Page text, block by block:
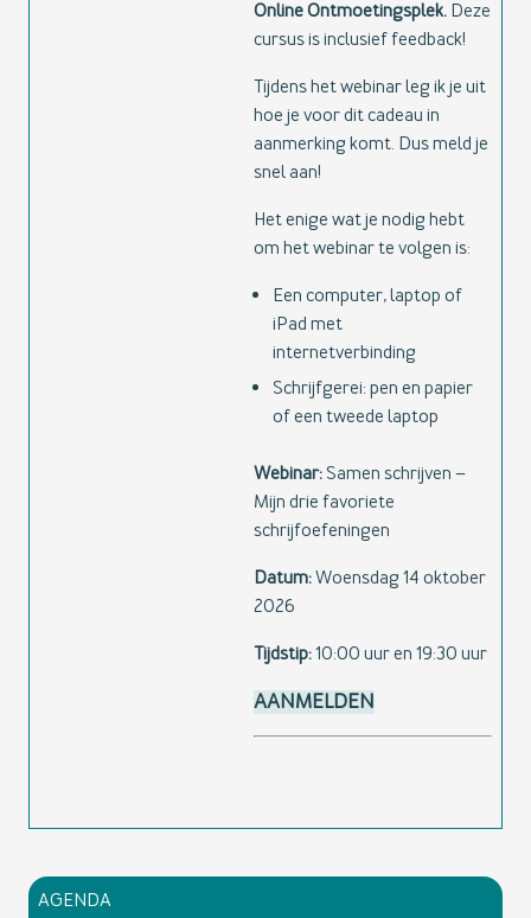
Online Ontmoetingsplek. Deze
cursus is inclusief feedback!
Tijdens het webinar leg ik je uit
hoe je voor dit cadeau in
aanmerking komt. Dus meld je
snel aan!
Het enige wat je nodig hebt
om het webinar te volgen is:
Een computer, laptop of
iPad met
internetverbinding
Schrijfgerei: pen en papier
of een tweede laptop
Webinar: Samen schrijven –
Mijn drie favoriete
schrijfoefeningen
Datum:Woensdag 14 oktober
2026
Tijdstip:10:00 uur en 19:30 uur
AANMELDEN
AGENDA